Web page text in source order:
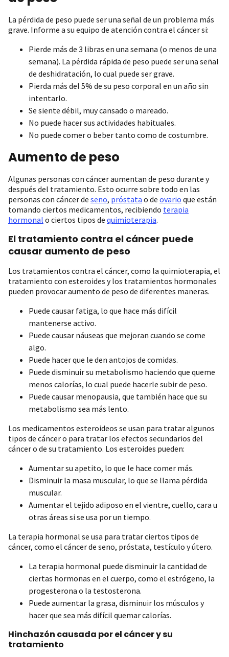
La pérdida de peso puede ser una señal de un problema más
grave. Informe a su equipo de atención contra el cáncer si:
Pierde más de 3 libras en una semana (o menos de una
semana). La pérdida rápida de peso puede ser una señal
de deshidratación, lo cual puede ser grave.
Pierda más del 5% de su peso corporal en un año sin
intentarlo.
Se siente débil, muy cansado o mareado.
No puede hacer sus actividades habituales.
No puede comer o beber tanto como de costumbre.
Aumento de peso
Algunas personas con cáncer aumentan de peso durante y
después del tratamiento. Esto ocurre sobre todo en las
personas con cáncer de seno, próstata o de ovario que están
tomando ciertos medicamentos, recibiendo terapia
hormonal o ciertos tipos de quimioterapia.
El tratamiento contra el cáncer puede
causar aumento de peso
Los tratamientos contra el cáncer, como la quimioterapia, el
tratamiento con esteroides y los tratamientos hormonales
pueden provocar aumento de peso de diferentes maneras.
Puede causar fatiga, lo que hace más difícil
mantenerse activo.
Puede causar náuseas que mejoran cuando se come
algo.
Puede hacer que le den antojos de comidas.
Puede disminuir su metabolismo haciendo que queme
menos calorías, lo cual puede hacerle subir de peso.
Puede causar menopausia, que también hace que su
metabolismo sea más lento.
Los medicamentos esteroideos se usan para tratar algunos
tipos de cáncer o para tratar los efectos secundarios del
cáncer o de su tratamiento. Los esteroides pueden:
Aumentar su apetito, lo que le hace comer más.
Disminuir la masa muscular, lo que se llama pérdida
muscular.
Aumentar el tejido adiposo en el vientre, cuello, cara u
otras áreas si se usa por un tiempo.
La terapia hormonal se usa para tratar ciertos tipos de
cáncer, como el cáncer de seno, próstata, testículo y útero.
La terapia hormonal puede disminuir la cantidad de
ciertas hormonas en el cuerpo, como el estrógeno, la
progesterona o la testosterona.
Puede aumentar la grasa, disminuir los músculos y
hacer que sea más difícil quemar calorías.
Hinchazón causada por el cáncer y su
tratamiento